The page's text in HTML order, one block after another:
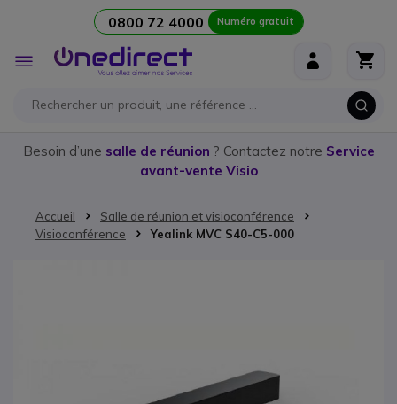
0800 72 4000 Numéro gratuit
Affichage
navigation
Besoin d’une salle de réunion ? Contactez notre Service
avant-vente Visio
Accueil
Salle de réunion et visioconférence
Visioconférence
Yealink MVC S40-C5-000